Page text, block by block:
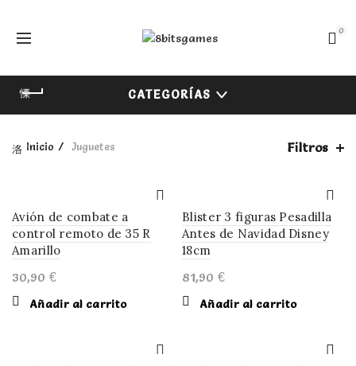
0
CATEGORÍAS
Inicio Juguetes Filtros
Avión de combate a
control remoto de 35 R
Amarillo
30,90 €
Añadir al carrito
Blister 3 figuras Pesadilla
Antes de Navidad Disney
18cm
81,90 €
Añadir al carrito